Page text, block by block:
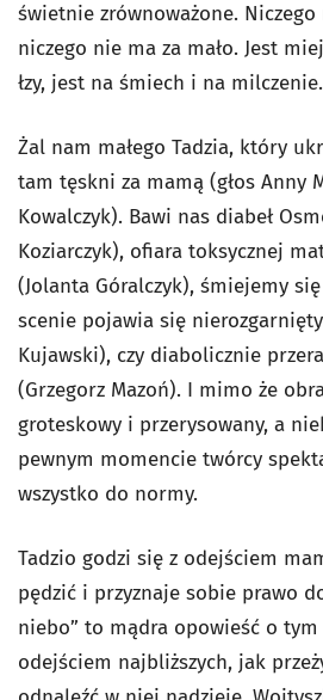
świetnie zrównoważone.
niczego nie ma za mało. Jest
łzy, jest na śmiech i na milczenie.
Żal nam małego Tadzia, który
tam tęskni za mamą (głos Anny
Kowalczyk). Bawi nas diabeł
Koziarczyk), ofiara toksycznej
(Jolanta Góralczyk), śmiejemy
scenie pojawia się
Kujawski), czy diabolicznie
(Grzegorz Mazoń). I mimo że
groteskowy i przerysowany, a
pewnym momencie twórcy
wszystko do normy.
Tadzio godzi się z odejściem
pędzić i przyznaje sobie prawo
niebo” to mądra opowieść o
odejściem najbliższych, jak